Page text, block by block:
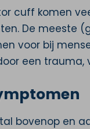
cuff komen
De meeste
voor bij
een
bovenop en